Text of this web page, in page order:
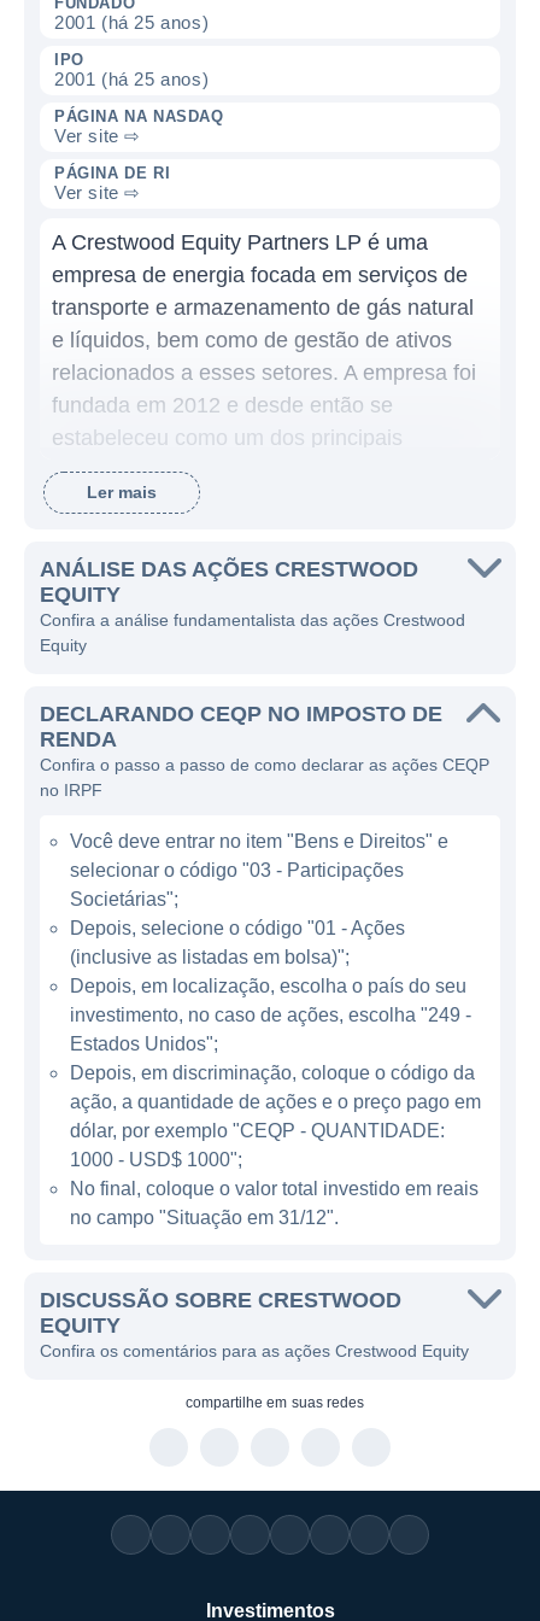
2001 (há 25 anos)
IPO
2001 (há 25 anos)
PÁGINA NA NASDAQ
Ver site ⇨
PÁGINA DE RI
Ver site ⇨
A Crestwood Equity Partners LP é uma
empresa de energia focada em serviços de
transporte e armazenamento de gás natural
e líquidos, bem como de gestão de ativos
relacionados a esses setores. A empresa foi
fundada em 2012 e desde então se
estabeleceu como um dos principais
fornecedores de soluções de infraestrutura
para a indústria de petróleo e gás nos
desenvolvimento e produção. A Crestwood
opera por meio de várias subsidiárias e joint
ventures, oferecendo uma ampla gama de
A Crestwood atua principalmente nas bacias
de gás de shale, como a bacia de Williston, a
onde concentra suas operações de
transporte e armazenamento. A empresa se
posiciona como uma parceira estratégica
para produtores e consumidores de energia,
fornecendo infraestrutura crucial para o
escoamento eficiente de recursos naturais.
Além disso, a Crestwood está envolvida em
atividades de processamento de gás e
liquefação, proporcionando serviços
adicionais que agregam valor à produção de
energia e ao mercado energético.
A estrutura de negócios da Crestwood é
diversificada, cobrindo diferentes aspectos
da cadeia de suprimento de energia. Ela se
Transporte e Processamento é responsável
por movimentar gás natural e líquidos,
enquanto a unidade de Armazenamento e
Ler mais
ANÁLISE DAS AÇÕES CRESTWOOD
EQUITY
Confira a análise fundamentalista das ações Crestwood
Equity
DECLARANDO CEQP NO IMPOSTO DE
RENDA
Confira o passo a passo de como declarar as ações CEQP
no IRPF
Você deve entrar no item "Bens e Direitos" e
selecionar o código "03 - Participações
Societárias";
Depois, selecione o código "01 - Ações
(inclusive as listadas em bolsa)";
Depois, em localização, escolha o país do seu
investimento, no caso de ações, escolha "249 -
Estados Unidos";
Depois, em discriminação, coloque o código da
ação, a quantidade de ações e o preço pago em
dólar, por exemplo "CEQP - QUANTIDADE:
1000 - USD$ 1000";
No final, coloque o valor total investido em reais
no campo "Situação em 31/12".
DISCUSSÃO SOBRE CRESTWOOD
EQUITY
Confira os comentários para as ações Crestwood Equity
compartilhe em suas redes
Investimentos